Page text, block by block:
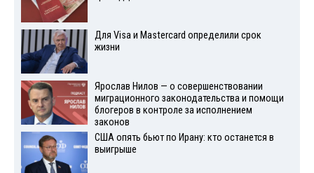
Для Visа и Mastercard определили срок
жизни
Ярослав Нилов — о совершенствовании
миграционного законодательства и помощи
блогеров в контроле за исполнением
законов
США опять бьют по Ирану: кто останется в
выигрыше